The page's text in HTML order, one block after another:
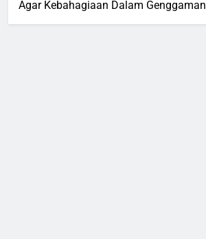
Agar Kebahagiaan Dalam Genggaman